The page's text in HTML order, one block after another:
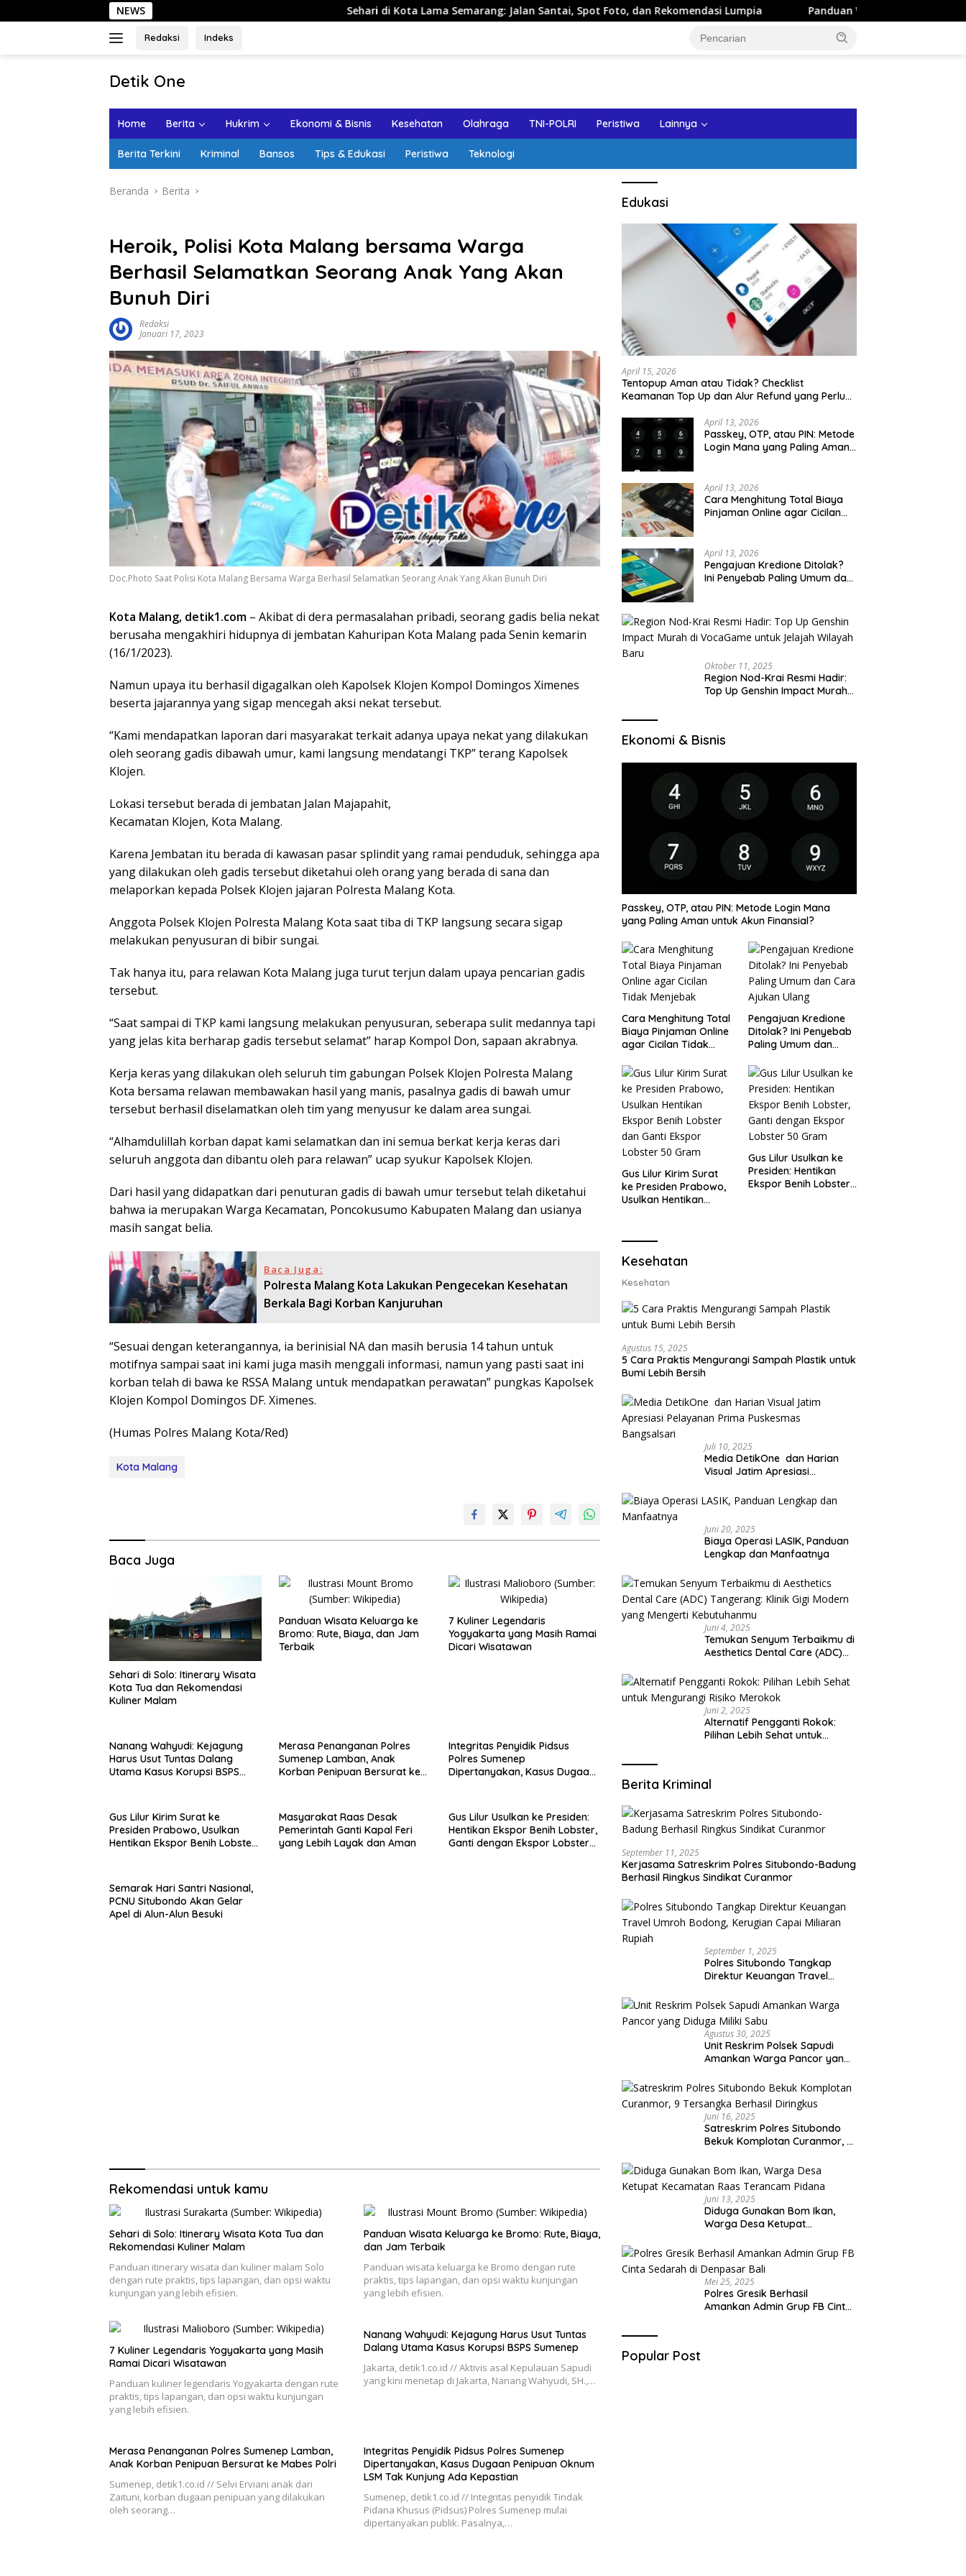
ke
NEWS Sehari di Kota Lama Semarang: Jalan Santai, Spot Foto, dan Rekomendasi Lumpia Panduan Wisata Keluarga ke Kota Batu:
Redaksi Indeks
Detik One
Ungkap
Home Berita Hukrim Ekonomi & Bisnis Kesehatan Olahraga TNI-POLRI Peristiwa Lainnya
Berita Terkini Kriminal Bansos Tips & Edukasi Peristiwa Teknologi
Beranda Berita
Heroik, Polisi Kota Malang bersama Warga
Berhasil Selamatkan Seorang Anak Yang Akan
Bunuh Diri
Redaksi
Januari 17, 2023
Doc.Photo Saat Polisi Kota Malang Bersama Warga Berhasil Selamatkan Seorang Anak Yang Akan Bunuh Diri
Kota Malang, detik1.com – Akibat di dera permasalahan pribadi, seorang gadis belia nekat
berusaha mengakhiri hidupnya di jembatan Kahuripan Kota Malang pada Senin kemarin
(16/1/2023).
Namun upaya itu berhasil digagalkan oleh Kapolsek Klojen Kompol Domingos Ximenes
beserta jajarannya yang sigap mencegah aksi nekat tersebut.
“Kami mendapatkan laporan dari masyarakat terkait adanya upaya nekat yang dilakukan
oleh seorang gadis dibawah umur, kami langsung mendatangi TKP” terang Kapolsek
Klojen.
Lokasi tersebut berada di jembatan Jalan Majapahit,
Kecamatan Klojen, Kota Malang.
Karena Jembatan itu berada di kawasan pasar splindit yang ramai penduduk, sehingga apa
yang dilakukan oleh gadis tersebut diketahui oleh orang yang berada di sana dan
melaporkan kepada Polsek Klojen jajaran Polresta Malang Kota.
Anggota Polsek Klojen Polresta Malang Kota saat tiba di TKP langsung secara sigap
melakukan penyusuran di bibir sungai.
Tak hanya itu, para relawan Kota Malang juga turut terjun dalam upaya pencarian gadis
tersebut.
“Saat sampai di TKP kami langsung melakukan penyusuran, seberapa sulit medannya tapi
yang jelas kita berharap gadis tersebut selamat” harap Kompol Don, sapaan akrabnya.
Kerja keras yang dilakukan oleh seluruh tim gabungan Polsek Klojen Polresta Malang
Kota bersama relawan membawakan hasil yang manis, pasalnya gadis di bawah umur
tersebut berhasil diselamatkan oleh tim yang menyusur ke dalam area sungai.
“Alhamdulillah korban dapat kami selamatkan dan ini semua berkat kerja keras dari
seluruh anggota dan dibantu oleh para relawan” ucap syukur Kapolsek Klojen.
Dari hasil yang didapatkan dari penuturan gadis di bawah umur tersebut telah diketahui
bahwa ia merupakan Warga Kecamatan, Poncokusumo Kabupaten Malang dan usianya
masih sangat belia.
Baca Juga:
Polresta Malang Kota Lakukan Pengecekan Kesehatan
Berkala Bagi Korban Kanjuruhan
“Sesuai dengan keterangannya, ia berinisial NA dan masih berusia 14 tahun untuk
motifnya sampai saat ini kami juga masih menggali informasi, namun yang pasti saat ini
korban telah di bawa ke RSSA Malang untuk mendapatkan perawatan” pungkas Kapolsek
Klojen Kompol Domingos DF. Ximenes.
(Humas Polres Malang Kota/Red)
Kota Malang
Baca Juga
Sehari di Solo: Itinerary Wisata
Kota Tua dan Rekomendasi
Kuliner Malam
Panduan Wisata Keluarga ke
Bromo: Rute, Biaya, dan Jam
Terbaik
7 Kuliner Legendaris
Yogyakarta yang Masih Ramai
Dicari Wisatawan
Nanang Wahyudi: Kejagung
Harus Usut Tuntas Dalang
Utama Kasus Korupsi BSPS
Merasa Penanganan Polres
Sumenep Lamban, Anak
Korban Penipuan Bersurat ke
Integritas Penyidik Pidsus
Polres Sumenep
Dipertanyakan, Kasus Dugaan
Gus Lilur Kirim Surat ke
Presiden Prabowo, Usulkan
Hentikan Ekspor Benih Lobster
Masyarakat Raas Desak
Pemerintah Ganti Kapal Feri
yang Lebih Layak dan Aman
Gus Lilur Usulkan ke Presiden:
Hentikan Ekspor Benih Lobster,
Ganti dengan Ekspor Lobster
Semarak Hari Santri Nasional,
PCNU Situbondo Akan Gelar
Apel di Alun-Alun Besuki
Rekomendasi untuk kamu
Sehari di Solo: Itinerary Wisata Kota Tua dan
Rekomendasi Kuliner Malam
Panduan itinerary wisata dan kuliner malam Solo
dengan rute praktis, tips lapangan, dan opsi waktu
kunjungan yang lebih efisien.
Panduan Wisata Keluarga ke Bromo: Rute, Biaya,
dan Jam Terbaik
Panduan wisata keluarga ke Bromo dengan rute
praktis, tips lapangan, dan opsi waktu kunjungan
yang lebih efisien.
7 Kuliner Legendaris Yogyakarta yang Masih
Ramai Dicari Wisatawan
Panduan kuliner legendaris Yogyakarta dengan rute
praktis, tips lapangan, dan opsi waktu kunjungan
yang lebih efisien.
Nanang Wahyudi: Kejagung Harus Usut Tuntas
Dalang Utama Kasus Korupsi BSPS Sumenep
Jakarta, detik1.co.id // Aktivis asal Kepulauan Sapudi
yang kini menetap di Jakarta, Nanang Wahyudi, SH.,…
Merasa Penanganan Polres Sumenep Lamban,
Anak Korban Penipuan Bersurat ke Mabes Polri
Sumenep, detik1.co.id // Selvi Erviani anak dari
Zaituni, korban dugaan penipuan yang dilakukan
oleh seorang…
Integritas Penyidik Pidsus Polres Sumenep
Dipertanyakan, Kasus Dugaan Penipuan Oknum
LSM Tak Kunjung Ada Kepastian
Sumenep, detik1.co.id // Integritas penyidik Tindak
Pidana Khusus (Pidsus) Polres Sumenep mulai
dipertanyakan publik. Pasalnya,…
Edukasi
April 15, 2026
Tentopup Aman atau Tidak? Checklist
Keamanan Top Up dan Alur Refund yang Perlu
April 13, 2026
Passkey, OTP, atau PIN: Metode
Login Mana yang Paling Aman
April 13, 2026
Cara Menghitung Total Biaya
Pinjaman Online agar Cicilan
April 13, 2026
Pengajuan Kredione Ditolak?
Ini Penyebab Paling Umum dan
Oktober 11, 2025
Region Nod-Krai Resmi Hadir:
Top Up Genshin Impact Murah
Ekonomi & Bisnis
Passkey, OTP, atau PIN: Metode Login Mana
yang Paling Aman untuk Akun Finansial?
Cara Menghitung Total
Biaya Pinjaman Online
agar Cicilan Tidak
Pengajuan Kredione
Ditolak? Ini Penyebab
Paling Umum dan
Gus Lilur Kirim Surat
ke Presiden Prabowo,
Usulkan Hentikan
Lobster 50 Gram
Gus Lilur Usulkan ke
Presiden: Hentikan
Ekspor Benih Lobster,
Kesehatan
Kesehatan
Agustus 15, 2025
5 Cara Praktis Mengurangi Sampah Plastik untuk
Bumi Lebih Bersih
Juli 10, 2025
Media DetikOne dan Harian
Visual Jatim Apresiasi
Bangsalsari
Juni 20, 2025
Biaya Operasi LASIK, Panduan
Lengkap dan Manfaatnya
Juni 4, 2025
Temukan Senyum Terbaikmu di
Aesthetics Dental Care (ADC)
yang Mengerti Kebutuhanmu
Juni 2, 2025
Alternatif Pengganti Rokok:
Pilihan Lebih Sehat untuk
Berita Kriminal
September 11, 2025
Kerjasama Satreskrim Polres Situbondo-Badung
Berhasil Ringkus Sindikat Curanmor
September 1, 2025
Polres Situbondo Tangkap
Direktur Keuangan Travel
Capai Miliaran Rupiah
Agustus 30, 2025
Unit Reskrim Polsek Sapudi
Amankan Warga Pancor yang
Juni 16, 2025
Satreskrim Polres Situbondo
Bekuk Komplotan Curanmor, 9
Juni 13, 2025
Diduga Gunakan Bom Ikan,
Warga Desa Ketupat
Pidana
Mei 25, 2025
Polres Gresik Berhasil
Amankan Admin Grup FB Cinta
Popular Post